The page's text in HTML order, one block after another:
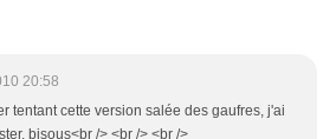
20:58
tentant cette version salée des gaufres, j'ai
bisous<br /> <br /> <br />